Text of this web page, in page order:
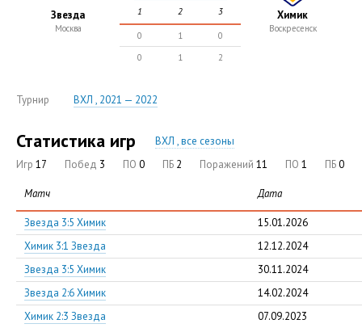
Звезда
Москва
1
2 3
0 1
0
0
1 2
Химик
Воскресенск
Турнир ВХЛ , 2021 — 2022
Статистика игр
ВХЛ , все сезоны
Игр 17 Побед 3 ПО 0 ПБ 2 Поражений 11 ПО 1 ПБ0
Матч Дата
Звезда 3:5 Химик
15.01.2026
Химик 3:1 Звезда
12.12.2024
Звезда 3:5 Химик
30.11.2024
Звезда 2:6 Химик
14.02.2024
Химик 2:3 Звезда
07.09.2023